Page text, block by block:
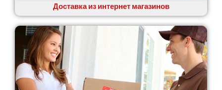
Доставка из интернет магазинов